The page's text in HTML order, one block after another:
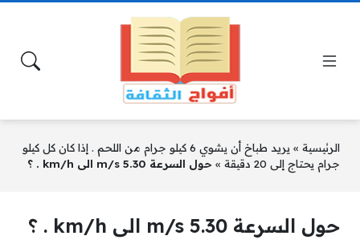
الرئيسية »
يريد طباخ أن يشوي 6 كيلو جرام من اللحم . إذا كان كل كيلو
جرام يحتاج إلى 20 دقيقة
» حول السرعة 5.30 m/s الى km/h . ؟
حول السرعة 5.30 m/s الى km/h . ؟